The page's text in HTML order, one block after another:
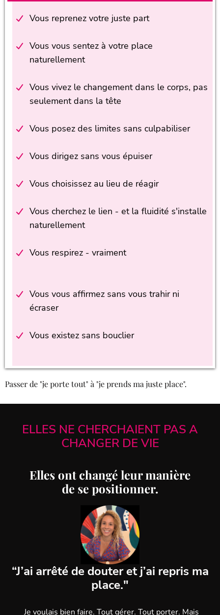
Vous reprenez votre juste part
Vous vous sentez à votre place
naturellement
Vous vivez le changement dans le corps, pas
seulement dans la tête
Vous posez des limites sans culpabiliser
Vous dirigez sans vous épuiser
Vous choisissez au lieu de réagir
Vous cherchez le lien - et la fluidité s'installe
naturellement
Vous respirez - vraiment
Vous vous affirmez sans vous trahir ni
écraser
Vous existez sans bouclier
Passer de "je porte tout" à "je prends ma juste place".
ELLES NE CHERCHAIENT PAS A
CHANGER DE VIE
Elles ont changé leur manière
de se positionner.
“J’ai arrêté de douter et j’ai repris ma
place."
Je voulais bien faire. Tout gérer. Tout porter. Mais